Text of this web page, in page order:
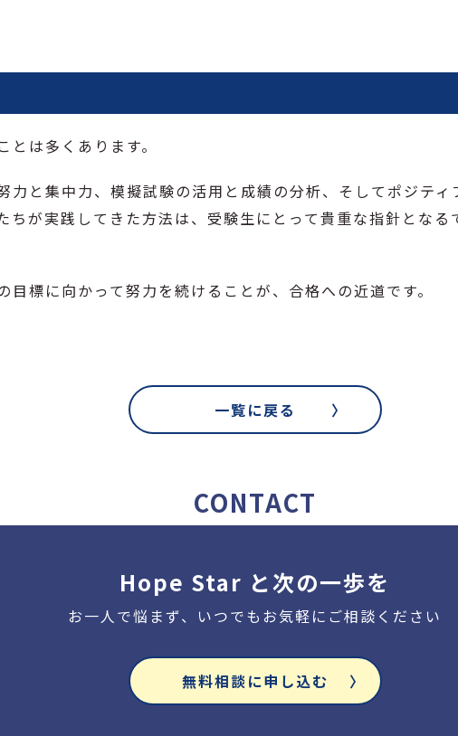
は多くあります。
力と集中力、模擬試験の活用と成績の分析、そしてポジティ
ちが実践してきた方法は、受験生にとって貴重な指針となる
標に向かって努力を続けることが、合格への近道です。
一覧に戻る
CONTACT
Hope Star と次の一歩を
お一人で悩まず、いつでもお気軽にご相談ください
無料相談に申し込む